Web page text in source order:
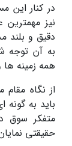
در کنار این
نیز
دقیق و بلند
به آن توجه
همه زمینه
از نگاه
باید به
متفکر سوق
حقیقتی